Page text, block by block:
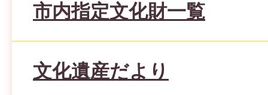
市内指定文化財一覧
文化遺産だより